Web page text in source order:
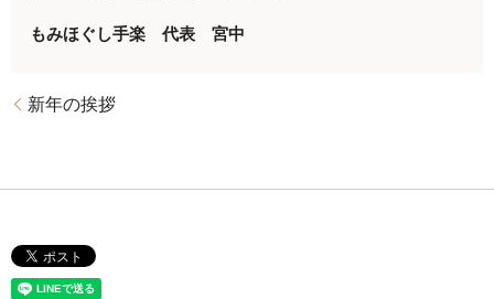
もみほぐし手楽 代表 宮中
新年の挨拶